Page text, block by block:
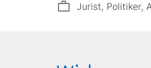
Jurist, Politiker,